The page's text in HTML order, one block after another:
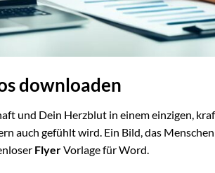
downloaden
und Dein Herzblut in einem einzigen,
auch gefühlt wird. Ein Bild, das
FlyerVorlage für Word.